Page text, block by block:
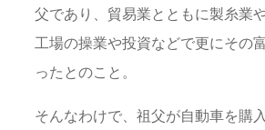
父であり、貿易業とともに製糸業
工場の操業や投資などで更にその
ったとのこと。
そんなわけで、祖父が自動車を購